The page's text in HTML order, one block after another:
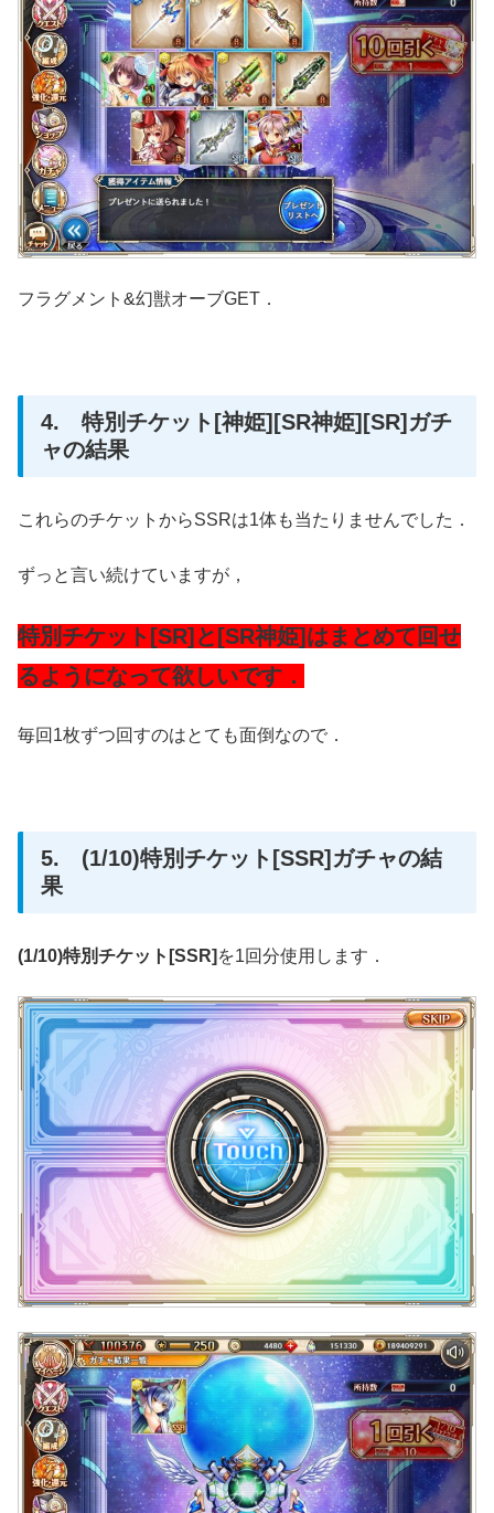
フラグメント&幻獣オーブGET．
4. 特別チケット[神姫][SR神姫][SR]ガチ
ャの結果
これらのチケットからSSRは1体も当たりませんでした．
ずっと言い続けていますが，
特別チケット[SR]と[SR神姫]はまとめて回せ
るようになって欲しいです．
毎回1枚ずつ回すのはとても面倒なので．
5. (1/10)特別チケット[SSR]ガチャの結
果
(1/10)特別チケット[SSR] を1回分使用します．